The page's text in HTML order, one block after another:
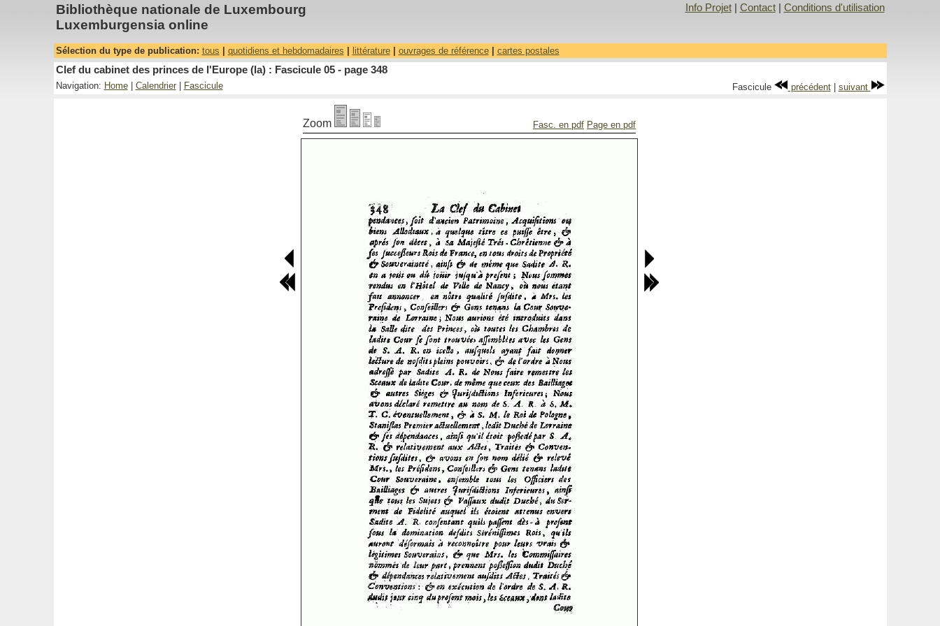
Bibliothèque nationale de Luxembourg
Luxemburgensia online
Info Projet| Contact| Conditions d'utilisation
Sélection du type de publication: tous quotidiens et hebdomadaires littérature| ouvrages de référence| cartes postales
Clef du cabinet des princes de l'Europe (la) : Fascicule 05 - page 348
Navigation: Home| Calendrier| Fascicule Fascicule précédent| suivant
Zoom Fasc. en pdf Page en pdf